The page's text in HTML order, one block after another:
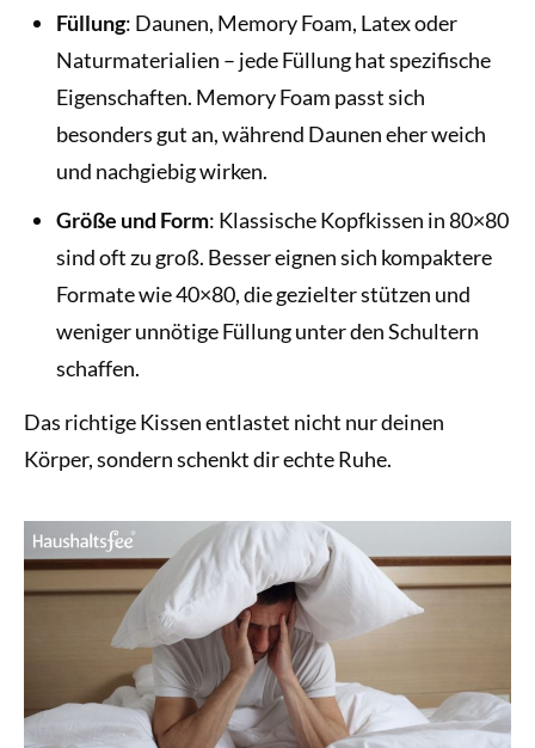
Füllung: Daunen, Memory Foam, Latex oder
Naturmaterialien – jede Füllung hat spezifische
Eigenschaften. Memory Foam passt sich
besonders gut an, während Daunen eher weich
und nachgiebig wirken.
Größe und Form: Klassische Kopfkissen in 80×80
sind oft zu groß. Besser eignen sich kompaktere
Formate wie 40×80, die gezielter stützen und
weniger unnötige Füllung unter den Schultern
schaffen.
Das richtige Kissen entlastet nicht nur deinen
Körper, sondern schenkt dir echte Ruhe.